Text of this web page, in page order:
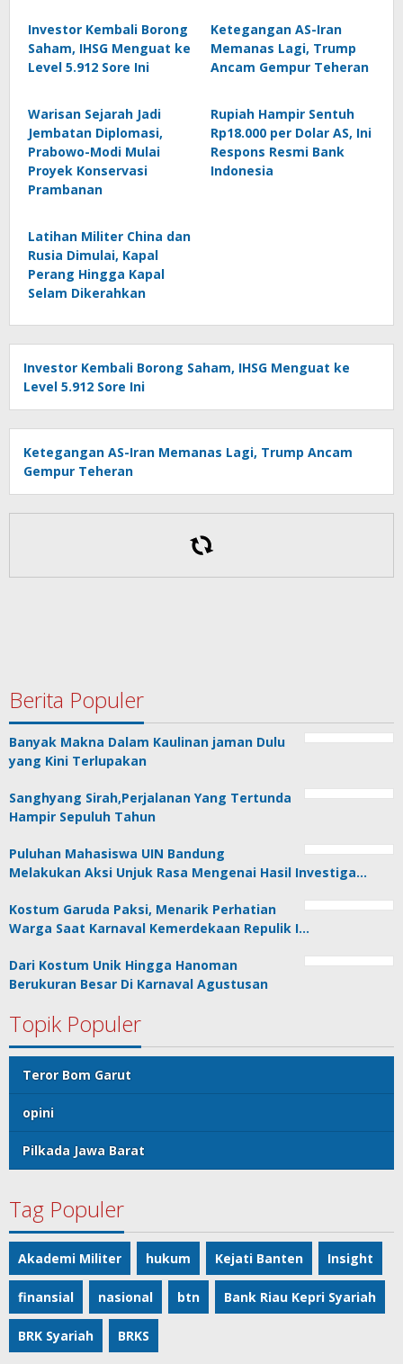
Investor Kembali Borong
Saham, IHSG Menguat ke
Level 5.912 Sore Ini
Ketegangan AS-Iran
Memanas Lagi, Trump
Ancam Gempur Teheran
Warisan Sejarah Jadi
Jembatan Diplomasi,
Prabowo-Modi Mulai
Proyek Konservasi
Prambanan
Rupiah Hampir Sentuh
Rp18.000 per Dolar AS, Ini
Respons Resmi Bank
Indonesia
Latihan Militer China dan
Rusia Dimulai, Kapal
Perang Hingga Kapal
Selam Dikerahkan
Investor Kembali Borong Saham, IHSG Menguat ke
Level 5.912 Sore Ini
Ketegangan AS-Iran Memanas Lagi, Trump Ancam
Gempur Teheran
Berita Populer
Banyak Makna Dalam Kaulinan jaman Dulu
yang Kini Terlupakan
Sanghyang Sirah,Perjalanan Yang Tertunda
Hampir Sepuluh Tahun
Puluhan Mahasiswa UIN Bandung
Melakukan Aksi Unjuk Rasa Mengenai Hasil Investiga…
Kostum Garuda Paksi, Menarik Perhatian
Warga Saat Karnaval Kemerdekaan Repulik I…
Dari Kostum Unik Hingga Hanoman
Berukuran Besar Di Karnaval Agustusan
Topik Populer
Teror Bom Garut
opini
Pilkada Jawa Barat
Tag Populer
Akademi Militer hukum Kejati Banten Insight
finansial nasional btn Bank Riau Kepri Syariah
BRK Syariah BRKS